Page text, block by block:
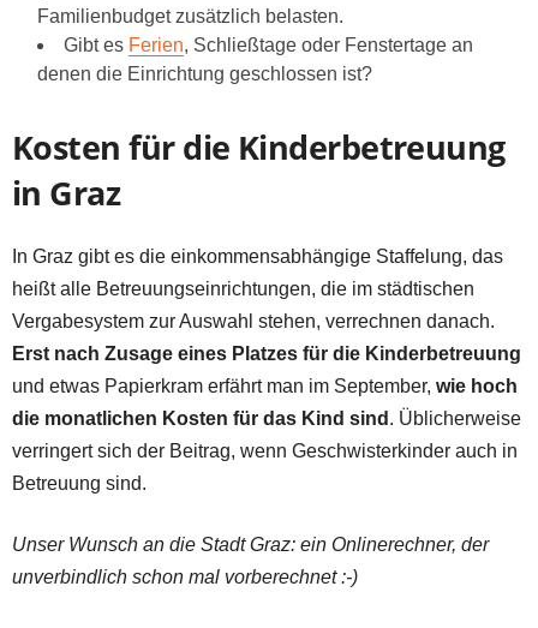
Familienbudget zusätzlich belasten.
Gibt es Ferien, Schließtage oder Fenstertage an
denen die Einrichtung geschlossen ist?
Kosten für die Kinderbetreuung
in Graz
In Graz gibt es die einkommensabhängige Staffelung, das
heißt alle Betreuungseinrichtungen, die im städtischen
Vergabesystem zur Auswahl stehen, verrechnen danach.
Erst nach Zusage eines Platzes für die Kinderbetreuung
und etwas Papierkram erfährt man im September, wie hoch
die monatlichen Kosten für das Kind sind . Üblicherweise
verringert sich der Beitrag, wenn Geschwisterkinder auch in
Betreuung sind.
Unser Wunsch an die Stadt Graz: ein Onlinerechner, der
unverbindlich schon mal vorberechnet :-)